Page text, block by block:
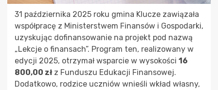
31 października 2025 roku gmina Klucze zawiązała
współpracę z Ministerstwem Finansów i Gospodarki,
uzyskując dofinansowanie na projekt pod nazwą
„Lekcje o finansach”. Program ten, realizowany w
edycji 2025, otrzymał wsparcie w wysokości 16
800,00 zł z Funduszu Edukacji Finansowej.
Dodatkowo, rodzice uczniów wnieśli wkład własny,